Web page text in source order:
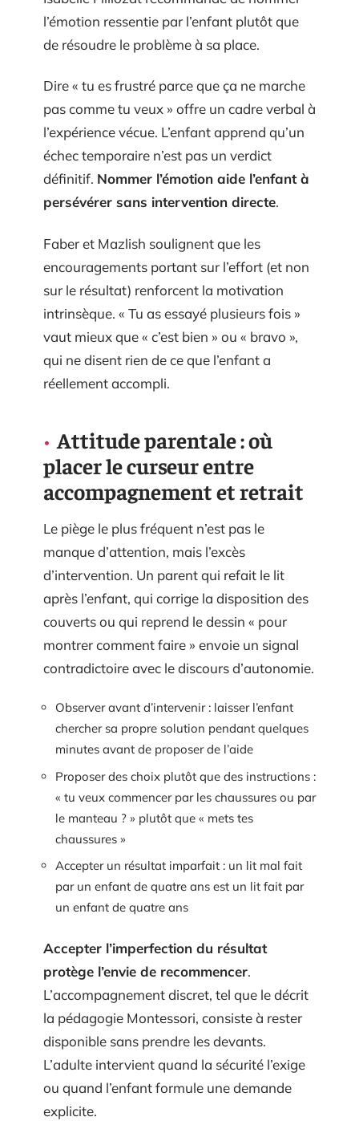
l’émotion ressentie par l’enfant plutôt que
de résoudre le problème à sa place.
Dire « tu es frustré parce que ça ne marche
pas comme tu veux » offre un cadre verbal à
l’expérience vécue. L’enfant apprend qu’un
échec temporaire n’est pas un verdict
définitif. Nommer l’émotion aide l’enfant à
persévérer sans intervention directe.
Faber et Mazlish soulignent que les
encouragements portant sur l’effort (et non
sur le résultat) renforcent la motivation
intrinsèque. « Tu as essayé plusieurs fois »
vaut mieux que « c’est bien » ou « bravo »,
qui ne disent rien de ce que l’enfant a
réellement accompli.
Attitude parentale : où
placer le curseur entre
accompagnement et retrait
Le piège le plus fréquent n’est pas le
manque d’attention, mais l’excès
d’intervention. Un parent qui refait le lit
après l’enfant, qui corrige la disposition des
couverts ou qui reprend le dessin « pour
montrer comment faire » envoie un signal
contradictoire avec le discours d’autonomie.
Observer avant d’intervenir : laisser l’enfant
chercher sa propre solution pendant quelques
minutes avant de proposer de l’aide
Proposer des choix plutôt que des instructions :
« tu veux commencer par les chaussures ou par
le manteau ? » plutôt que « mets tes
chaussures »
Accepter un résultat imparfait : un lit mal fait
par un enfant de quatre ans est un lit fait par
un enfant de quatre ans
Accepter l’imperfection du résultat
protège l’envie de recommencer.
L’accompagnement discret, tel que le décrit
la pédagogie Montessori, consiste à rester
disponible sans prendre les devants.
L’adulte intervient quand la sécurité l’exige
ou quand l’enfant formule une demande
explicite.